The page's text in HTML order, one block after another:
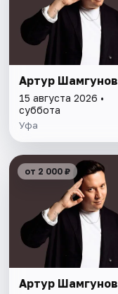
Артур Шамгунов
15 августа 2026 •
суббота
Уфа
от 2 000 ₽
Артур Шамгунов